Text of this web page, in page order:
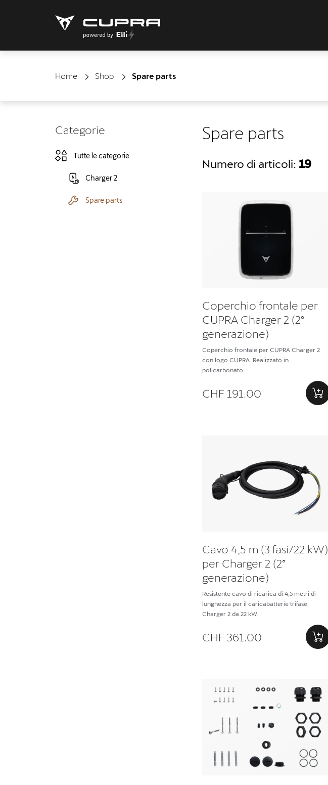
Home Shop Spare parts
Categorie
Tutte le categorie
Charger 2
Spare parts
Spare parts
Numero di articoli: 19
Coperchio frontale per
CUPRA Charger 2 (2ª
generazione)
Coperchio frontale per CUPRA Charger 2
con logo CUPRA. Realizzato in
policarbonato.
CHF 191.00
Cavo 4,5 m (3 fasi/22 kW)
per Charger 2 (2ª
generazione)
Resistente cavo di ricarica di 4,5 metri di
lunghezza per il caricabatterie trifase
Charger 2 da 22 kW.
CHF 361.00